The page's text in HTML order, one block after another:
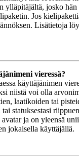
ylläpitäjältä, josko hän
Jos
Lisätietoja
vieressä?
käyttäjänimen
niistä voi olla
laatikoiden tai
tai statuksestasi
ja on yleensä
jokaisella käyttäjällä.